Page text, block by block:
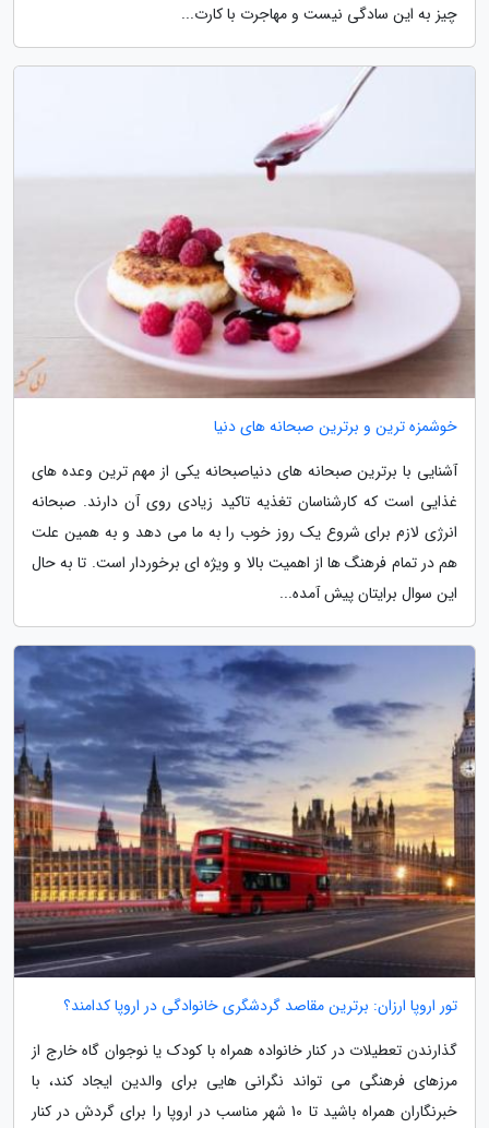
چیز به این سادگی نیست و مهاجرت با کارت...
خوشمزه ترین و برترین صبحانه های دنیا
آشنایی با برترین صبحانه های دنیاصبحانه یکی از مهم ترین وعده های
غذایی است که کارشناسان تغذیه تاکید زیادی روی آن دارند. صبحانه
انرژی لازم برای شروع یک روز خوب را به ما می دهد و به همین علت
هم در تمام فرهنگ ها از اهمیت بالا و ویژه ای برخوردار است. تا به حال
این سوال برایتان پیش آمده...
تور اروپا ارزان: برترین مقاصد گردشگری خانوادگی در اروپا کدامند؟
گذارندن تعطیلات در کنار خانواده همراه با کودک یا نوجوان گاه خارج از
مرزهای فرهنگی می تواند نگرانی هایی برای والدین ایجاد کند، با
خبرنگاران همراه باشید تا 10 شهر مناسب در اروپا را برای گردش در کنار